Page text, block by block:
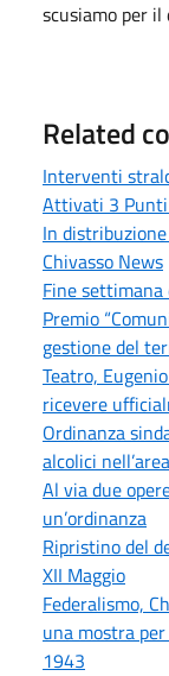
scusiamo per il
Related
Interventi
Attivati 3 Punti
In
Chivasso News
Fine
Premio
gestione del
Teatro,
ricevere
Ordinanza
alcolici
Al via due
un’ordinanza
Ripristino del
XII Maggio
Federalismo,
una mostra
1943